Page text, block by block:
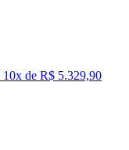
10x de R$ 5.329,90